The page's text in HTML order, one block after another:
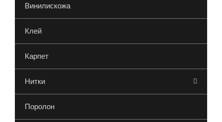
Винилискожа
Клей
Карпет
Нитки
Поролон